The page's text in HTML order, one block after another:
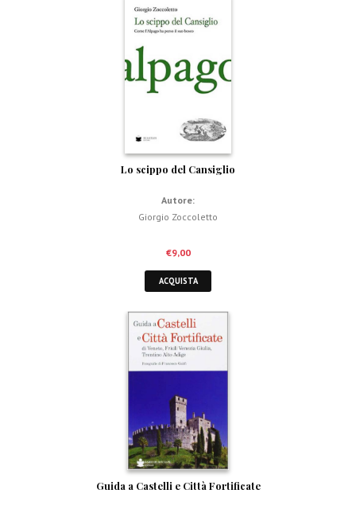
Lo scippo del Cansiglio
Autore:
Giorgio Zoccoletto
€9,00
ACQUISTA
Guida a Castelli e Città Fortificate